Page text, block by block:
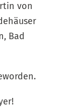
von
Bad